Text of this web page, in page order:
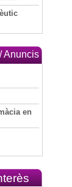
Anuncis
en